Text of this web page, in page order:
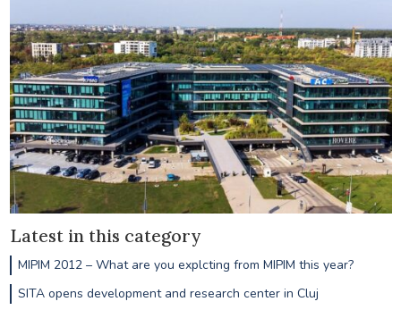
Latest in this category
MIPIM 2012 – What are you explcting from MIPIM this year?
SITA opens development and research center in Cluj